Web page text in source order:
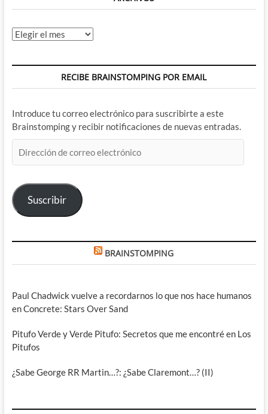
Archivos
RECIBE BRAINSTOMPING POR EMAIL
Introduce tu correo electrónico para suscribirte a este
Brainstomping y recibir notificaciones de nuevas entradas.
de
electrónico
Suscribir
BRAINSTOMPING
Paul Chadwick vuelve a recordarnos lo que nos hace humanos
en Concrete: Stars Over Sand
Pitufo Verde y Verde Pitufo: Secretos que me encontré en Los
Pitufos
¿Sabe George RR Martin…?: ¿Sabe Claremont…? (II)